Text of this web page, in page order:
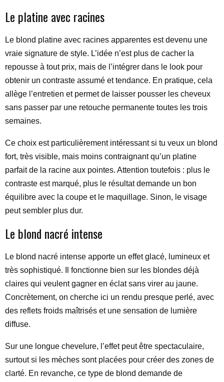
Le platine avec racines
Le blond platine avec racines apparentes est devenu une
vraie signature de style. L’idée n’est plus de cacher la
repousse à tout prix, mais de l’intégrer dans le look pour
obtenir un contraste assumé et tendance. En pratique, cela
allège l’entretien et permet de laisser pousser les cheveux
sans passer par une retouche permanente toutes les trois
semaines.
Ce choix est particulièrement intéressant si tu veux un blond
fort, très visible, mais moins contraignant qu’un platine
parfait de la racine aux pointes. Attention toutefois : plus le
contraste est marqué, plus le résultat demande un bon
équilibre avec la coupe et le maquillage. Sinon, le visage
peut sembler plus dur.
Le blond nacré intense
Le blond nacré intense apporte un effet glacé, lumineux et
très sophistiqué. Il fonctionne bien sur les blondes déjà
claires qui veulent gagner en éclat sans virer au jaune.
Concrètement, on cherche ici un rendu presque perlé, avec
des reflets froids maîtrisés et une sensation de lumière
diffuse.
Sur une longue chevelure, l’effet peut être spectaculaire,
surtout si les mèches sont placées pour créer des zones de
clarté. En revanche, ce type de blond demande de